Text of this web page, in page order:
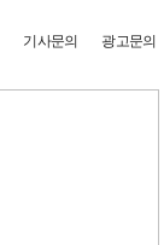
기사문의 광고문의